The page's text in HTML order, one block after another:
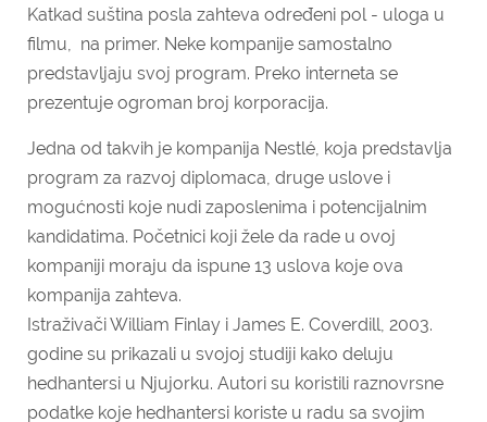
Katkad suština posla zahteva određeni pol - uloga u
filmu, na primer. Neke kompanije samostalno
predstavljaju svoj program. Preko interneta se
prezentuje ogroman broj korporacija.
Jedna od takvih je kompanija Nestlé, koja predstavlja
program za razvoj diplomaca, druge uslove i
mogućnosti koje nudi zaposlenima i potencijalnim
kandidatima. Početnici koji žele da rade u ovoj
kompaniji moraju da ispune 13 uslova koje ova
kompanija zahteva.
Istraživači William Finlay i James E. Coverdill, 2003.
godine su prikazali u svojoj studiji kako deluju
hedhantersi u Njujorku. Autori su koristili raznovrsne
podatke koje hedhantersi koriste u radu sa svojim